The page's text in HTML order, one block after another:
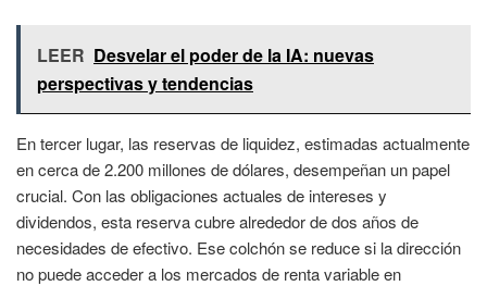
LEER Desvelar el poder de la IA: nuevas
perspectivas y tendencias
En tercer lugar, las reservas de liquidez, estimadas actualmente
en cerca de 2.200 millones de dólares, desempeñan un papel
crucial. Con las obligaciones actuales de intereses y
dividendos, esta reserva cubre alrededor de dos años de
necesidades de efectivo. Ese colchón se reduce si la dirección
no puede acceder a los mercados de renta variable en